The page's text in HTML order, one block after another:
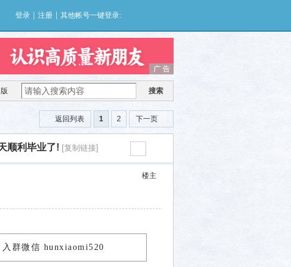
登录 注册 其他帐号一键登录:
广 告
广 告
搜索
1 2 下一页
返回列表
顺利毕业了! [复制链接]
楼主
入群微信 hunxiaomi520